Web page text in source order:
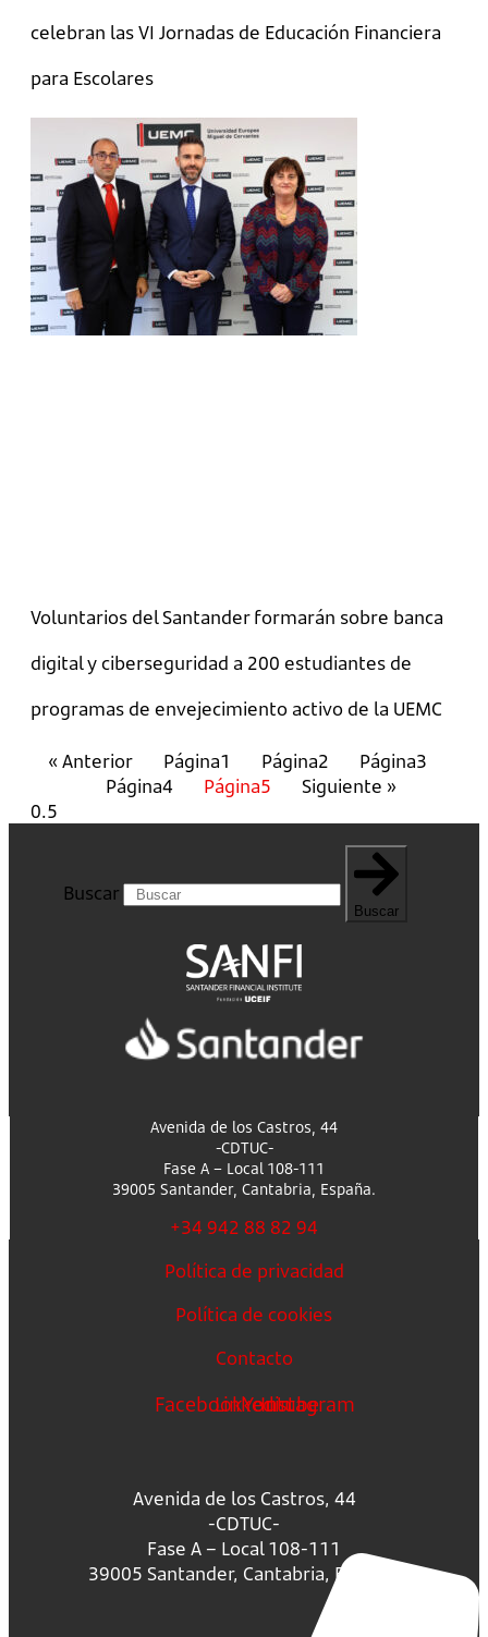
celebran las VI Jornadas de Educación Financiera
para Escolares
Voluntarios del Santander formarán sobre banca
digital y ciberseguridad a 200 estudiantes de
programas de envejecimiento activo de la UEMC
« Anterior Página1 Página2 Página3
Página4 Página5 Siguiente »
Buscar
Buscar
Avenida de los Castros, 44
-CDTUC-
Fase A – Local 108-111
39005 Santander, Cantabria, España.
+34 942 88 82 94
Política de privacidad
Política de cookies
Contacto
FacebookLinkedin
Youtube
Instagram
Avenida de los Castros, 44
-CDTUC-
Fase A – Local 108-111
39005 Santander, Cantabria, España.